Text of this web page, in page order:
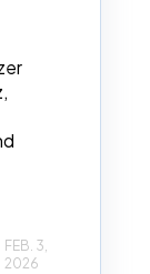
FEB. 3,
2026